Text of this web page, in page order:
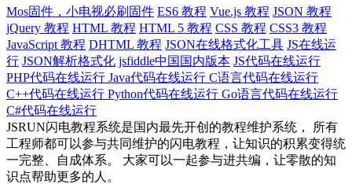
Mos固件，小电视必刷固件 ES6 教程 Vue.js 教程 JSON 教程
jQuery 教程 HTML 教程 HTML 5 教程 CSS 教程 CSS3 教程
JavaScript 教程 DHTML 教程 JSON在线格式化工具 JS在线运
行 JSON解析格式化 jsfiddle中国国内版本 JS代码在线运行
PHP代码在线运行 Java代码在线运行 C语言代码在线运行
C++代码在线运行 Python代码在线运行 Go语言代码在线运行
C#代码在线运行
JSRUN闪电教程系统是国内最先开创的教程维护系统， 所有
工程师都可以参与共同维护的闪电教程，让知识的积累变得统
一完整、自成体系。 大家可以一起参与进共编，让零散的知
识点帮助更多的人。